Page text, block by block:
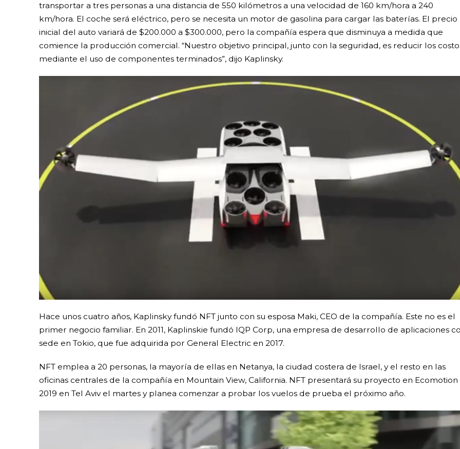
transportar a tres personas a una distancia de 550 kilómetros a una velocidad de 160 km/hora a 240
km/hora. El coche será eléctrico, pero se necesita un motor de gasolina para cargar las baterías. El precio
inicial del auto variará de $200.000 a $300.000, pero la compañía espera que disminuya a medida que
comience la producción comercial. “Nuestro objetivo principal, junto con la seguridad, es reducir los
mediante el uso de componentes terminados”, dijo Kaplinsky.
Hace unos cuatro años, Kaplinsky fundó NFT junto con su esposa Maki, CEO de la compañía. Este no es el
primer negocio familiar. En 2011, Kaplinskie fundó IQP Corp, una empresa de desarrollo de aplicaciones
sede en Tokio, que fue adquirida por General Electric en 2017.
NFT emplea a 20 personas, la mayoría de ellas en Netanya, la ciudad costera de Israel, y el resto en las
oficinas centrales de la compañía en Mountain View, California. NFT presentará su proyecto en Ecomotion
2019 en Tel Aviv el martes y planea comenzar a probar los vuelos de prueba el próximo año.